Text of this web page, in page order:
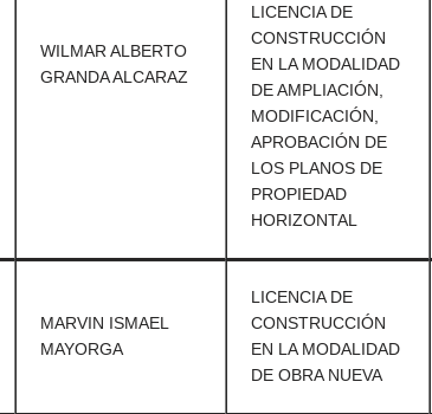
WILMAR ALBERTO
GRANDA ALCARAZ
LICENCIA DE
CONSTRUCCIÓN
EN LA MODALIDAD
DE AMPLIACIÓN,
MODIFICACIÓN,
APROBACIÓN DE
LOS PLANOS DE
PROPIEDAD
HORIZONTAL
MARVIN ISMAEL
MAYORGA
LICENCIA DE
CONSTRUCCIÓN
EN LA MODALIDAD
DE OBRA NUEVA